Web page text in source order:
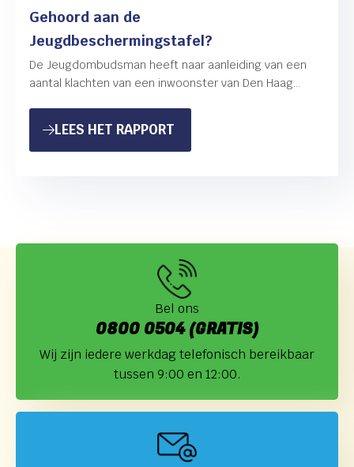
Gehoord aan de
Jeugdbeschermingstafel?
De Jeugdombudsman heeft naar aanleiding van een
aantal klachten van een inwoonster van Den Haag
LEES HET RAPPORT: GEHOORD AAN DE
Bel ons
0800 0504 (GRATIS)
Wij zijn iedere werkdag telefonisch bereikbaar
tussen 9:00 en 12:00.